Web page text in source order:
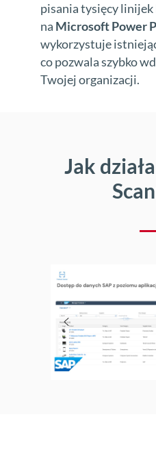
pisania tysięcy linijek
na Microsoft Power
wykorzystuje
co pozwala szybko
Twojej organizacji.
Jak